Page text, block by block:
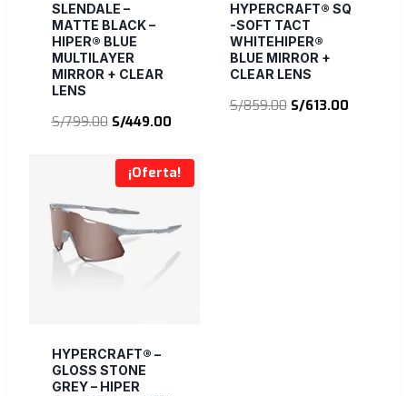
SLENDALE –
MATTE BLACK –
HIPER® BLUE
MULTILAYER
MIRROR + CLEAR
LENS
S/799.00 El
original
era:
S/799.00.
S/449.00El
actual
es:
HYPERCRAFT® SQ
-SOFT TACT
WHITEHIPER®
BLUE MIRROR +
CLEAR LENS
S/859.00 El
S/613.00El
¡Oferta!
HYPERCRAFT® –
GLOSS STONE
GREY – HIPER